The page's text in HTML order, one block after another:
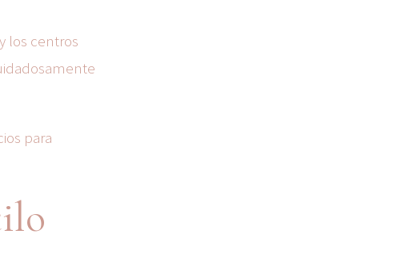
los centros
para